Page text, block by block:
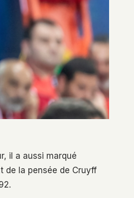
il a aussi marqué
de la pensée de Cruyff